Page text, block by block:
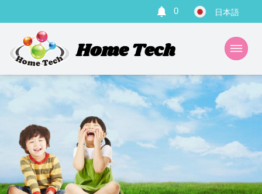
0
Home Tech